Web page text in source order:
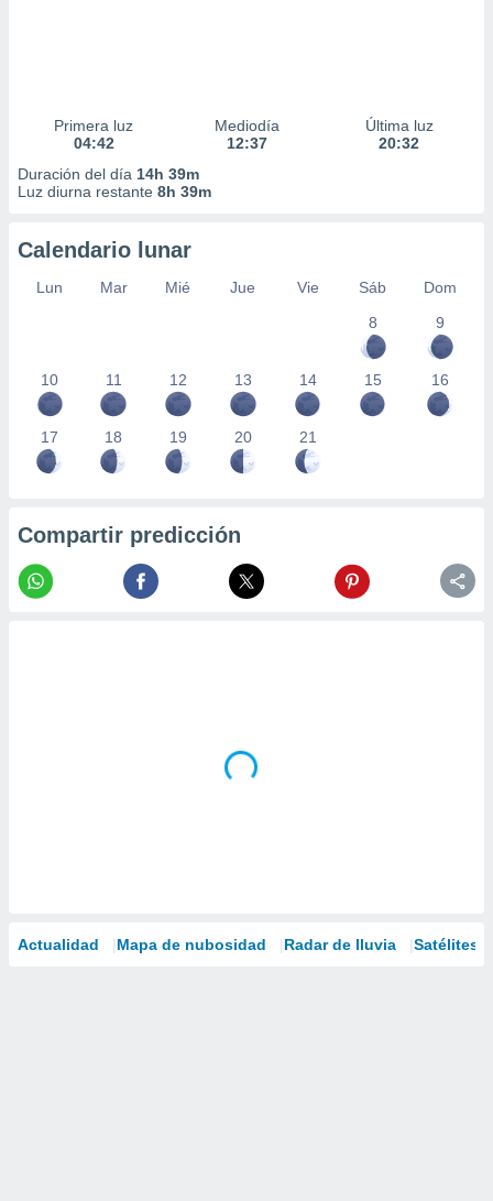
Primera luz
04:42
Mediodía
12:37
Última luz
20:32
Duración del día 14h 39m
Luz diurna restante 8h 39m
Calendario lunar
Lun Mar Mié Jue Vie Sáb
Dom
8
9
10 11 12 13 14 15 16
17 18 19 20 21
Compartir predicción
Actualidad Mapa de nubosidad Radar de lluvia Satélites